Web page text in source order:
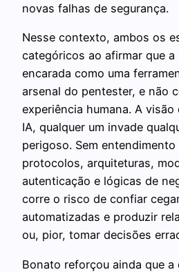
novas falhas de segurança.
Nesse contexto, ambos os
categóricos ao afirmar que a
encarada como uma
arsenal do pentester, e não
experiência humana. A visão
IA, qualquer um invade
perigoso. Sem
protocolos, arquiteturas,
autenticação e lógicas de
corre o risco de confiar
automatizadas e produzir
ou, pior, tomar decisões
Bonato reforçou ainda que